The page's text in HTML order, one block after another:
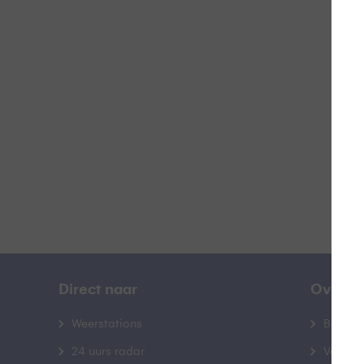
Direct naar
Weerstations
24 uurs radar
Over